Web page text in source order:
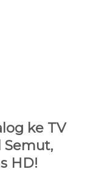
ke TV
Semut,
HD!